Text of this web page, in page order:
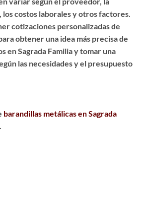
los costos laborales y otros factores.
cotizaciones personalizadas de
obtener una idea más precisa de
en Sagrada Familia y tomar una
las necesidades y el presupuesto
barandillas metálicas en Sagrada
.